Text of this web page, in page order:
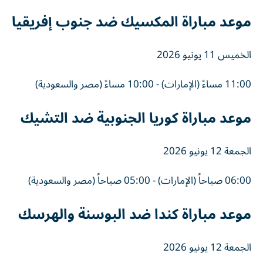
موعد مباراة المكسيك ضد جنوب إفريقيا
الخميس 11 يونيو 2026
11:00 مساءً (الإمارات) - 10:00 مساءً (مصر والسعودية)
موعد مباراة كوريا الجنوبية ضد التشيك
الجمعة 12 يونيو 2026
06:00 صباحاً (الإمارات) - 05:00 صباحاً (مصر والسعودية)
موعد مباراة كندا ضد البوسنة والهرسك
الجمعة 12 يونيو 2026